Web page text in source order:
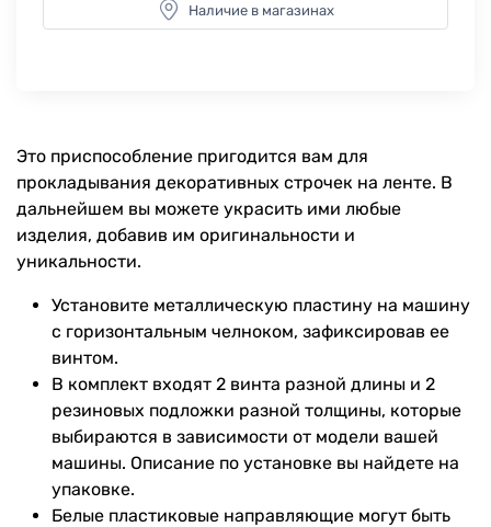
Наличие в магазинах
Это приспособление пригодится вам для
прокладывания декоративных строчек на ленте. В
дальнейшем вы можете украсить ими любые
изделия, добавив им оригинальности и
уникальности.
Установите металлическую пластину на машину
с горизонтальным челноком, зафиксировав ее
винтом.
В комплект входят 2 винта разной длины и 2
резиновых подложки разной толщины, которые
выбираются в зависимости от модели вашей
машины. Описание по установке вы найдете на
упаковке.
Белые пластиковые направляющие могут быть